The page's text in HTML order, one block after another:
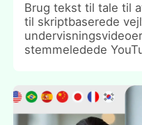
Brug tekst til tale til
til skriptbaserede
stemmeledede